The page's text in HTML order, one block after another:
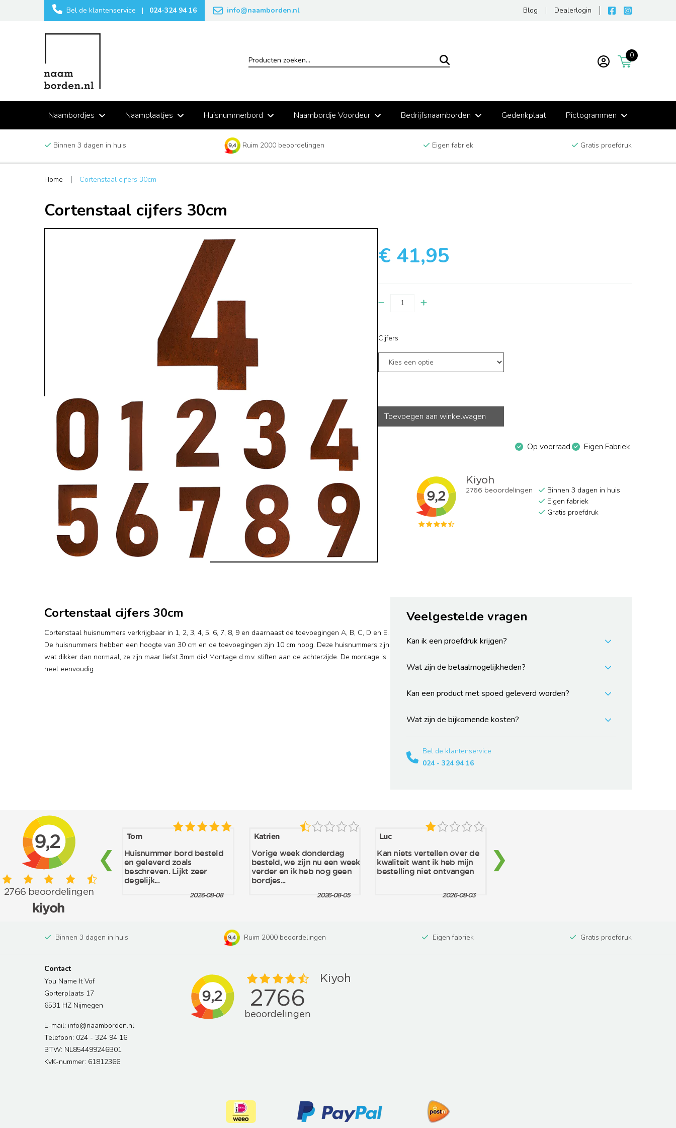
Bel de klantenservice | 024-324 94 16 info@naamborden.nl Blog Dealerlogin
0
Naambordjes Naamplaatjes Huisnummerbord Naambordje Voordeur Bedrijfsnaamborden Gedenkplaat Pictogrammen
Binnen 3 dagen in huis Ruim 2000 beoordelingen Eigen fabriek Gratis proefdruk
Home Cortenstaal cijfers 30cm
Cortenstaal cijfers 30cm
€ 41,95
Cijfers
Toevoegen aan winkelwagen
Op voorraad. Eigen Fabriek.
Binnen 3 dagen in huis
Eigen fabriek
Gratis proefdruk
Cortenstaal cijfers 30cm
Cortenstaal huisnummers verkrijgbaar in 1, 2, 3, 4, 5, 6, 7, 8, 9 en daarnaast de toevoegingen A, B, C, D en E.
De huisnummers hebben een hoogte van 30 cm en de toevoegingen zijn 10 cm hoog. Deze huisnummers zijn
wat dikker dan normaal, ze zijn maar liefst 3mm dik! Montage d.m.v. stiften aan de achterzijde. De montage is
heel eenvoudig.
Veelgestelde vragen
Kan ik een proefdruk krijgen?
Wat zijn de betaalmogelijkheden?
Kan een product met spoed geleverd worden?
Wat zijn de bijkomende kosten?
Bel de klantenservice
024 - 324 94 16
Binnen 3 dagen in huis Ruim 2000 beoordelingen Eigen fabriek Gratis proefdruk
Contact
You Name It Vof
Gorterplaats 17
6531 HZ Nijmegen
E-mail: info@naamborden.nl
Telefoon: 024 - 324 94 16
BTW: NL854499246B01
KvK-nummer: 61812366